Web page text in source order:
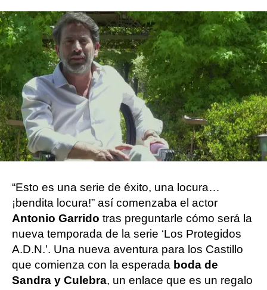
Carmen Pardo
Publicado: 14 de diciembre de 2022, 14:16
WhatsappFacebook
TwitterFlipboard
“Esto es una serie de éxito, una locura…
¡bendita locura!” así comenzaba el actor
Antonio Garrido tras preguntarle cómo será la
nueva temporada de la serie ‘Los Protegidos
A.D.N.’. Una nueva aventura para los Castillo
que comienza con la esperada boda de
Sandra y Culebra, un enlace que es un regalo